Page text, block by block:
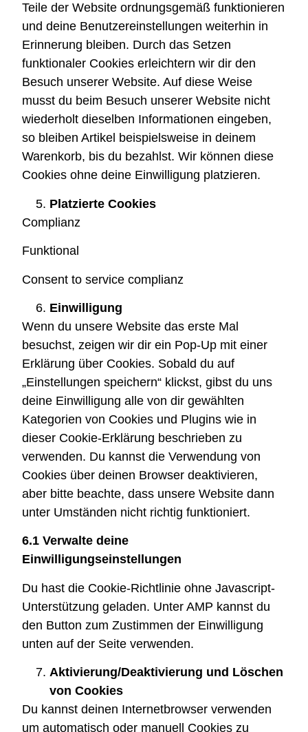
Teile der Website ordnungsgemäß funktionieren
und deine Benutzereinstellungen weiterhin in
Erinnerung bleiben. Durch das Setzen
funktionaler Cookies erleichtern wir dir den
Besuch unserer Website. Auf diese Weise
musst du beim Besuch unserer Website nicht
wiederholt dieselben Informationen eingeben,
so bleiben Artikel beispielsweise in deinem
Warenkorb, bis du bezahlst. Wir können diese
Cookies ohne deine Einwilligung platzieren.
Platzierte Cookies
Complianz
Funktional
Consent to service complianz
Einwilligung
Wenn du unsere Website das erste Mal
besuchst, zeigen wir dir ein Pop-Up mit einer
Erklärung über Cookies. Sobald du auf
„Einstellungen speichern“ klickst, gibst du uns
deine Einwilligung alle von dir gewählten
Kategorien von Cookies und Plugins wie in
dieser Cookie-Erklärung beschrieben zu
verwenden. Du kannst die Verwendung von
Cookies über deinen Browser deaktivieren,
aber bitte beachte, dass unsere Website dann
unter Umständen nicht richtig funktioniert.
6.1 Verwalte deine
Einwilligungseinstellungen
Du hast die Cookie-Richtlinie ohne Javascript-
Unterstützung geladen. Unter AMP kannst du
den Button zum Zustimmen der Einwilligung
unten auf der Seite verwenden.
Aktivierung/Deaktivierung und Löschen
von Cookies
Du kannst deinen Internetbrowser verwenden
um automatisch oder manuell Cookies zu